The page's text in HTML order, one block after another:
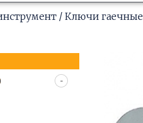
/ Ключи гаечные